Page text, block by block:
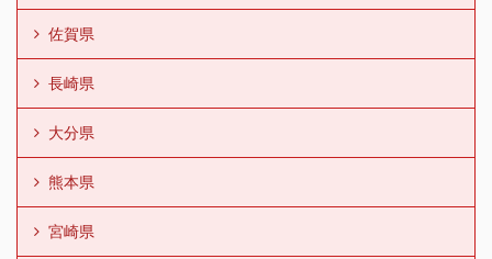
佐賀県
長崎県
大分県
熊本県
宮崎県